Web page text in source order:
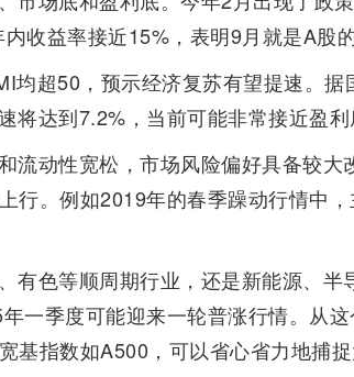
收益率接近15%，表明9月就是A股的
均超50，预示经济复苏有望提速。据
达到7.2%，当前可能非常接近盈利
流动性宽松，市场风险偏好具备较大
行。例如2019年的春季躁动行情中
有色等顺周期行业，还是新能源、半
一季度可能迎来一轮普涨行情。从
基指数如A500，可以省心省力地捕捉